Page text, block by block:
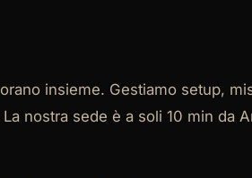
insieme. Gestiamo setup,
nostra sede è a soli 10 min da